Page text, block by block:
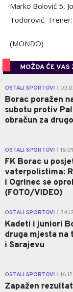
Marko Bolović 5,
Todorović.
(MONDO)
MOŽDA ĆE VAS
OSTALI SPORTOVI
Borac poražen
subotu protiv
obračun za
OSTALI SPORTOVI
FK Borac u
vaterpolistima:
i Ogrinec se
(FOTO/VIDEO)
OSTALI SPORTOVI
Kadeti i juniori
druga mjesta na
i Sarajevu
OSTALI SPORTOVI
Zapažen